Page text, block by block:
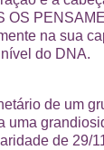
OS
na sua
do DNA.
de um
uma
de 29/